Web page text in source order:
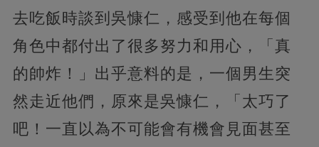
去吃飯時談到吳慷仁，感受到他在每個
角色中都付出了很多努力和用心，「真
的帥炸！」出乎意料的是，一個男生突
然走近他們，原來是吳慷仁，「太巧了
吧！一直以為不可能會有機會見面甚至